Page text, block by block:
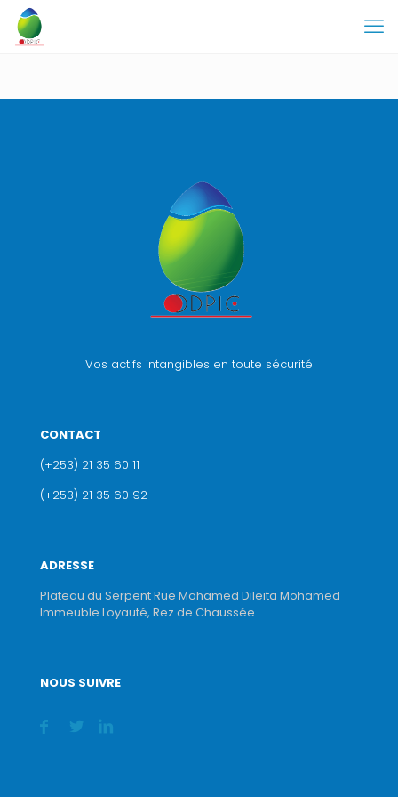
Vos actifs intangibles en toute sécurité
CONTACT
(+253) 21 35 60 11
(+253) 21 35 60 92
ADRESSE
Plateau du Serpent Rue Mohamed Dileita Mohamed
Immeuble Loyauté, Rez de Chaussée.
NOUS SUIVRE